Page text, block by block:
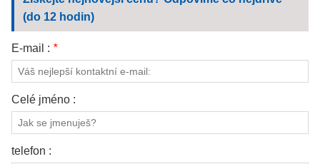
(do 12 hodin)
E-mail : *
Celé jméno :
telefon :